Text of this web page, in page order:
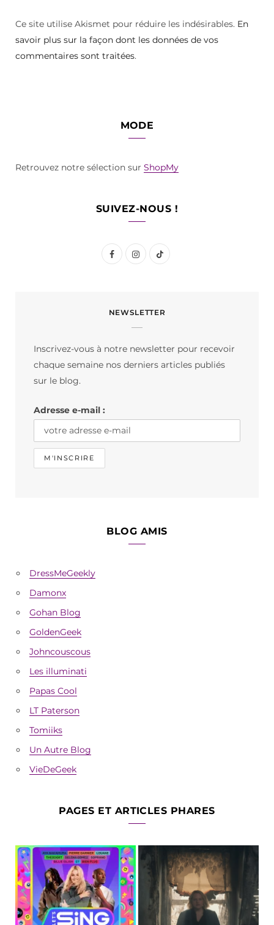
Ce site utilise Akismet pour réduire les indésirables. En
savoir plus sur la façon dont les données de vos
commentaires sont traitées.
MODE
Retrouvez notre sélection sur ShopMy
SUIVEZ-NOUS !
F
e
I
t
m
T
T
NEWSLETTER
Inscrivez-vous à notre newsletter pour recevoir
chaque semaine nos derniers articles publiés
sur le blog.
Adresse e-mail :
BLOG AMIS
DressMeGeekly
Damonx
Gohan Blog
GoldenGeek
Johncouscous
Les illuminati
Papas Cool
LT Paterson
Tomiiks
Un Autre Blog
VieDeGeek
PAGES ET ARTICLES PHARES